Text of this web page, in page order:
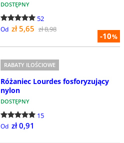
-10%
DOSTĘPNY
52
Od zł 5,65 zł 8,98
RABATY ILOŚCIOWE
Różaniec Lourdes fosforyzujący
nylon
DOSTĘPNY
15
Od zł 0,91